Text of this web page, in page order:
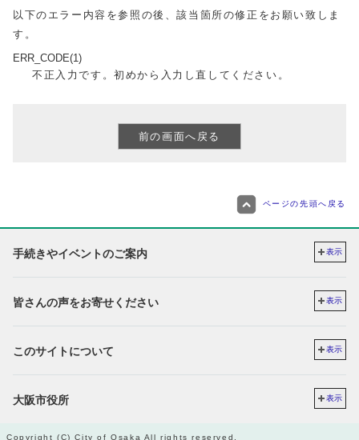
以下のエラー内容を参照の後、該当箇所の修正をお願い致しま
す。
ERR_CODE(1)
不正入力です。初めから入力し直してください。
ページの先頭へ戻る
手続きやイベントのご案内 表示
皆さんの声をお寄せください 表示
このサイトについて 表示
大阪市役所 表示
Copyright (C) City of Osaka All rights reserved.